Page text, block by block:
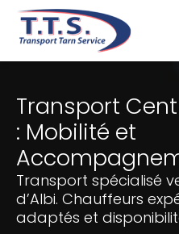
Aller
Transport
: Mobilité et
Transport spécialisé
d’Albi. Chauffeurs
adaptés et